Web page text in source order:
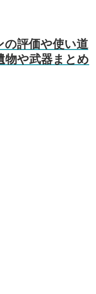
の評価や使い道
物や武器まとめ